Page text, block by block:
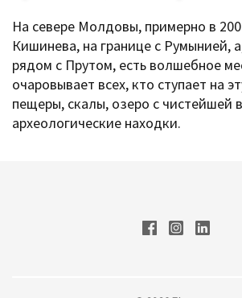
На севере Молдовы, примерно в
Кишинева, на границе с Румынией,
рядом с Прутом, есть волшебное
очаровывает всех, кто ступает на
пещеры, скалы, озеро с чистейшей
археологические находки.